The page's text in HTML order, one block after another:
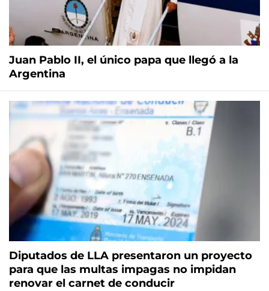
Juan Pablo II, el único papa que llegó a la
Argentina
Diputados de LLA presentaron un proyecto
para que las multas impagas no impidan
renovar el carnet de conducir